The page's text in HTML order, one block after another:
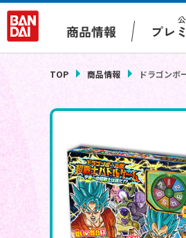
商品情報 プレ
TOP 商品情報 ドラゴン